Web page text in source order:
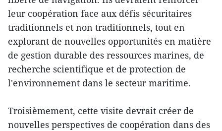
leur coopération face aux défis sécuritaires
traditionnels et non traditionnels, tout en
explorant de nouvelles opportunités en matière
de gestion durable des ressources marines, de
recherche scientifique et de protection de
l'environnement dans le secteur maritime.
Troisièmement, cette visite devrait créer de
nouvelles perspectives de coopération dans des